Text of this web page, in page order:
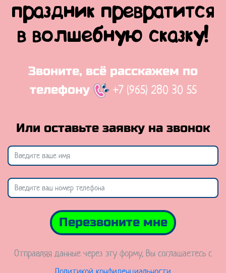
праздник превратится
в волшебную сказку!
Звоните, всё расскажем по
телефону
+7 (965) 280 30 55
Или оставьте заявку на звонок
Перезвоните мне
Отправляя данные через эту форму, Вы соглашаетесь с